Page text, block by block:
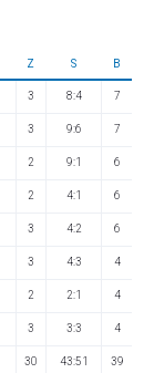
Z S B
3 8:4 7
3 9:6 7
2 9:1 6
2 4:1 6
3 4:2 6
3 4:3 4
2 2:1 4
3 3:3 4
30 43:51 39